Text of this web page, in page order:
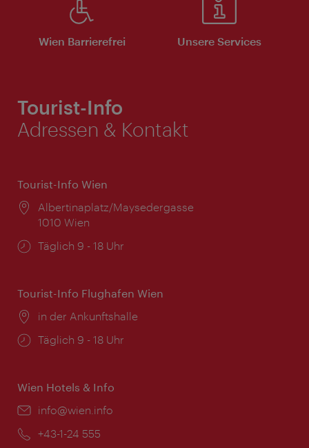
Wien Barrierefrei Unsere Services
Tourist-Info
Adressen & Kontakt
Tourist-Info Wien
Ort:
Albertinaplatz/Maysedergasse
1010 Wien
Öffnungszeiten:
Täglich 9 - 18 Uhr
Tourist-Info Flughafen Wien
Ort:
in der Ankunftshalle
Öffnungszeiten:
Täglich 9 - 18 Uhr
Wien Hotels & Info
Email:
info@wien.info
Telefon:
+43-1-24 555